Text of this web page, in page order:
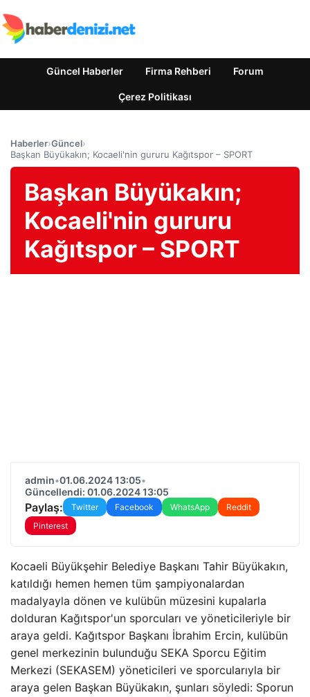
Güncel Haberler Firma Rehberi Forum
Çerez Politikası
Haberler›Güncel›
Başkan Büyükakın; Kocaeli'nin gururu Kağıtspor – SPORT
Başkan Büyükakın;
Kocaeli'nin gururu
Kağıtspor – SPORT
admin•01.06.2024 13:05•
Güncellendi: 01.06.2024 13:05
Paylaş: Twitter Facebook WhatsApp
Reddit
Pinterest
Kocaeli Büyükşehir Belediye Başkanı Tahir Büyükakın,
katıldığı hemen hemen tüm şampiyonalardan
madalyayla dönen ve kulübün müzesini kupalarla
dolduran Kağıtspor'un sporcuları ve yöneticileriyle bir
araya geldi. Kağıtspor Başkanı İbrahim Ercin, kulübün
genel merkezinin bulunduğu SEKA Sporcu Eğitim
Merkezi (SEKASEM) yöneticileri ve sporcularıyla bir
araya gelen Başkan Büyükakın, şunları söyledi: Sporun